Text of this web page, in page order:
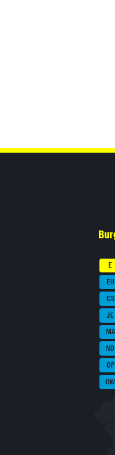
E
EU
GS
JE
MA
ND
OP
OW